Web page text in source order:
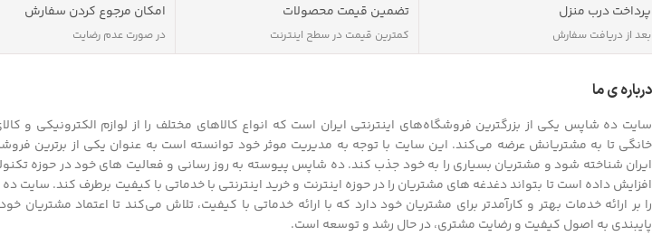
پرداخت درب منزل
بعد از دریافت سفارش
تضمین قیمت محصولات
کمترین قیمت در سطح اینترنت
امکان مرجوع کردن سفارش
در صورت عدم رضایت
درباره ی ما
سایت ده شاپس یکی از بزرگترین فروشگاه‌های اینترنتی ایران است که انواع کالاهای مختلف را از لوازم الکترونیکی و
خانگی تا به مشتریانش عرضه می‌کند. این سایت با توجه به مدیریت موثر خود توانسته است به عنوان یکی از برترین
ایران شناخته شود و مشتریان بسیاری را به خود جذب کند. ده شاپس پیوسته به روز رسانی و فعالیت های خود در حوزه
افزایش داده است تا بتواند دغدغه های مشتریان را در حوزه اینترنت و خرید اینترنتی با خدماتی با کیفیت برطرف کند. سایت
را بر ارائه خدمات بهتر و کارآمدتر برای مشتریان خود دارد که با ارائه خدماتی با کیفیت، تلاش می‌کند تا اعتماد مشتریان
پایبندی به اصول کیفیت و رضایت مشتری، در حال رشد و توسعه است.